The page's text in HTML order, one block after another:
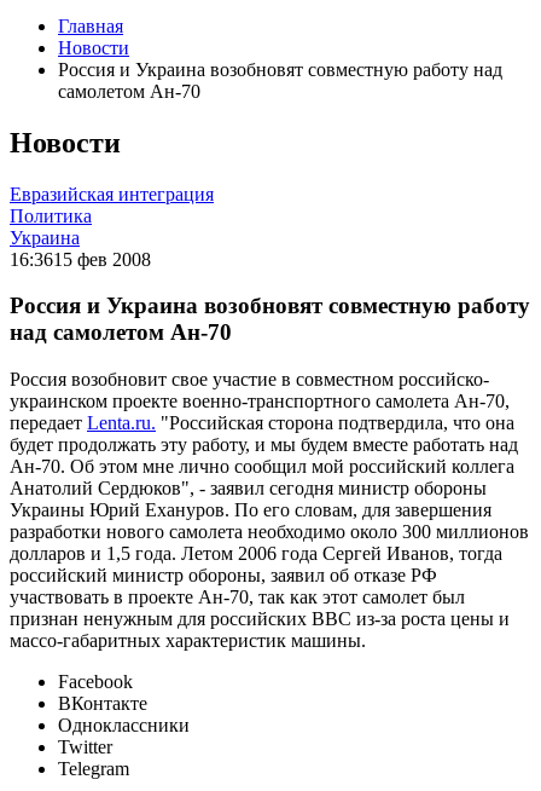
Главная
Новости
Россия и Украина возобновят совместную работу над
самолетом Ан-70
Новости
Евразийская интеграция
Политика
Украина
16:3615 фев 2008
Россия и Украина возобновят совместную работу
над самолетом Ан-70
Россия возобновит свое участие в совместном российско-
украинском проекте военно-транспортного самолета Ан-70,
передает Lenta.ru. "Российская сторона подтвердила, что она
будет продолжать эту работу, и мы будем вместе работать над
Ан-70. Об этом мне лично сообщил мой российский коллега
Анатолий Сердюков", - заявил сегодня министр обороны
Украины Юрий Ехануров. По его словам, для завершения
разработки нового самолета необходимо около 300 миллионов
долларов и 1,5 года. Летом 2006 года Сергей Иванов, тогда
российский министр обороны, заявил об отказе РФ
участвовать в проекте Ан-70, так как этот самолет был
признан ненужным для российских ВВС из-за роста цены и
массо-габаритных характеристик машины.
Facebook
ВКонтакте
Одноклассники
Twitter
Telegram